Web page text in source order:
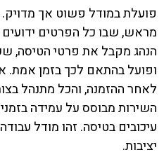
פועלת במודל פשוט אך
מראש, שבו כל הפרטים ידועים
הנהג מקבל את פרטי הטיסה,
ופועל בהתאם לכך בזמן אמת.
לאחר ההזמנה, והכל מתנהל
השירות מבוסס על עמידה
עיכובים בטיסה. זהו מודל
יציבות.